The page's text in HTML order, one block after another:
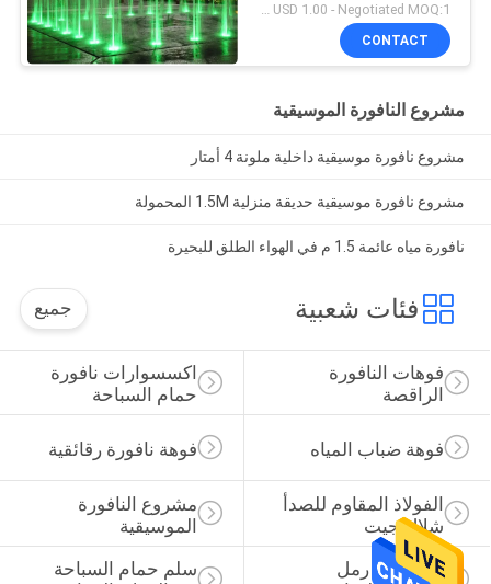
USD 1.00 - Negotiated MOQ:1 مجموعة
CONTACT
مشروع النافورة الموسيقية
مشروع نافورة موسيقية داخلية ملونة 4 أمتار
مشروع نافورة موسيقية حديقة منزلية 1.5M المحمولة
نافورة مياه عائمة 1.5 م في الهواء الطلق للبحيرة
فئات شعبية جميع
اكسسوارات نافورة
حمام السباحة
فوهات النافورة
الراقصة
فوهة نافورة رقائقية فوهة ضباب المياه
مشروع النافورة
الموسيقية
الفولاذ المقاوم للصدأ
شلال جيت
سلم حمام السباحة
مرشحات رمل